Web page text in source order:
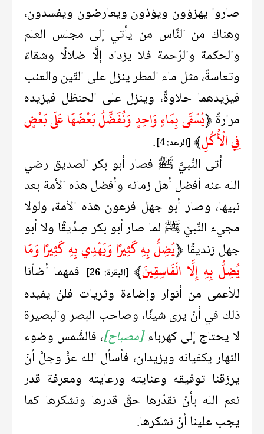
صاروا يهزؤون ويؤذون ويعارضون ويفسدون،
وهناك من النَّاس من يأتي إلى مجلس العلم
والحكمة والرّحمة فلا يزداد إلَّا ضلالًا وشقاءً
وتعاسةً، مثل ماء المطر ينزل على التّين والعنب
فيزيدهما حلاوةً، وينزل على الحنظل فيزيده
مرارةً﴿يُسْقَى بِمَاءٍ وَاحِدٍ وَنُفَضِّلُ بَعْضَهَا عَلَى بَعْضٍ
فِي الْأُكُلِ﴾ [الرعد: 4]
.
أتى النَّبيَّ ﷺ فصار أبو بكر الصديق رضي
الله عنه أفضل أهل زمانه وأفضل هذه الأمة بعد
نبيها، وصار أبو جهل فرعون هذه الأمة، ولولا
مجيء النَّبيِّ ﷺ لما صار أبو بكر صِدِّيقًا ولا أبو
جهل زنديقًا ﴿يُضِلُّ بِهِ كَثِيرًا وَيَهْدِي بِهِ كَثِيرًا وَمَا
يُضِلُّ بِهِ إِلَّا الْفَاسِقِينَ﴾ [البقرة: 26]
فمهما أضأنا
للأعمى من أنوار وإضاءة وثريات فلنْ يفيده
ذلك في أنْ يرى شيئًا، وصاحب البصر والبصيرة
لا يحتاج إلى كهرباء[مصباح]، فالشَّمس وضوء
النهار يكفيانه ويزيدان، فأسأل الله عزَّ وجلَّ أنْ
يرزقنا توفيقه وعنايته ورعايته ومعرفة قدر
نعم الله بأنْ نقدّرها حقّ قدرها ونشكرها كما
يجب علينا أنْ نشكرها.